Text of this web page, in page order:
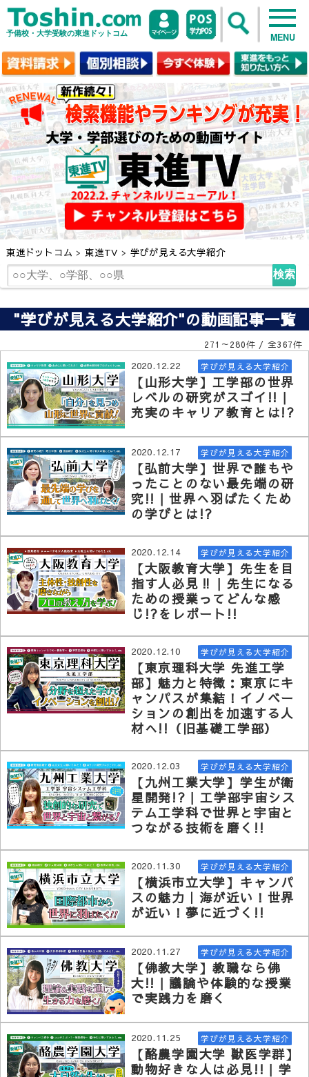
予備校・大学受験の東進ドットコム MENU
東進ドットコム > 東進TV > 学びが見える大学紹介
検索
"学びが見える大学紹介"の動画記事一覧
271～280件 / 全367件
2020.12.22 学びが見える大学紹介
【山形大学】工学部の世界
レベルの研究がスゴイ!! |
充実のキャリア教育とは!?
2020.12.17 学びが見える大学紹介
【弘前大学】世界で誰もや
ったことのない最先端の研
究!! | 世界へ羽ばたくため
の学びとは!?
2020.12.14 学びが見える大学紹介
【大阪教育大学】先生を目
指す人必見‼︎ | 先生になる
ための授業ってどんな感
じ!?をレポート!!
2020.12.10 学びが見える大学紹介
【東京理科大学 先進工学
部】魅力と特徴：東京にキ
ャンパスが集結！イノベー
ションの創出を加速する人
材へ!!（旧基礎工学部）
2020.12.03 学びが見える大学紹介
【九州工業大学】学生が衛
星開発!? | 工学部宇宙シス
テム工学科で世界と宇宙と
つながる技術を磨く!!
2020.11.30 学びが見える大学紹介
【横浜市立大学】キャンパ
スの魅力｜海が近い！世界
が近い！夢に近づく!!
2020.11.27 学びが見える大学紹介
【佛教大学】教職なら佛
大!! | 議論や体験的な授業
で実践力を磨く
2020.11.25 学びが見える大学紹介
【酪農学園大学 獣医学群】
動物好きな人は必見!! | 学